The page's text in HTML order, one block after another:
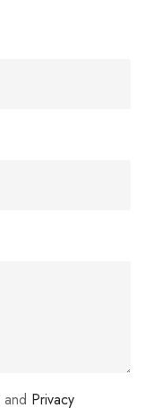
and Privacy